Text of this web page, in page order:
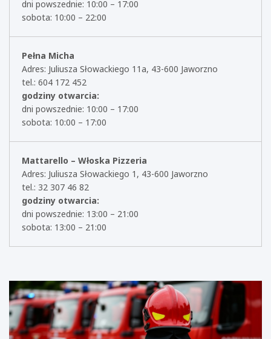
dni powszednie: 10:00 – 17:00
sobota: 10:00 – 22:00
Pełna Micha
Adres: Juliusza Słowackiego 11a, 43-600 Jaworzno
tel.: 604 172 452
godziny otwarcia:
dni powszednie: 10:00 – 17:00
sobota: 10:00 – 17:00
Mattarello – Włoska Pizzeria
Adres: Juliusza Słowackiego 1, 43-600 Jaworzno
tel.: 32 307 46 82
godziny otwarcia:
dni powszednie: 13:00 – 21:00
sobota: 13:00 – 21:00